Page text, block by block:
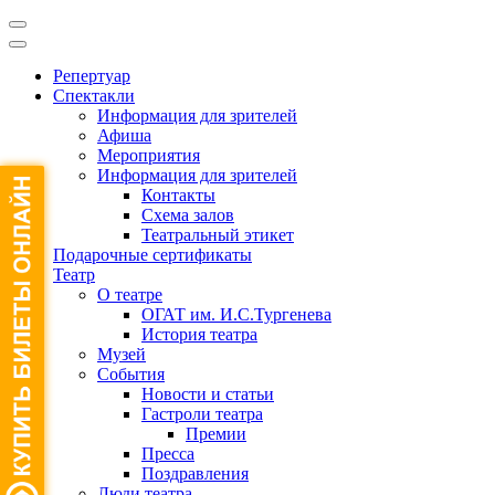
Репертуар
Спектакли
Информация для зрителей
Афиша
Мероприятия
Информация для зрителей
Контакты
Схема залов
Театральный этикет
Подарочные сертификаты
Театр
О театре
ОГАТ им. И.С.Тургенева
История театра
Музей
События
Новости и статьи
Гастроли театра
Премии
Пресса
Поздравления